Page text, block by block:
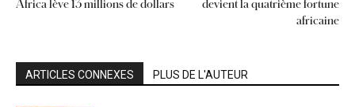
Africa lève 13 millions de dollars
devient la quatrième fortune
africaine
ARTICLES CONNEXES PLUS DE L'AUTEUR